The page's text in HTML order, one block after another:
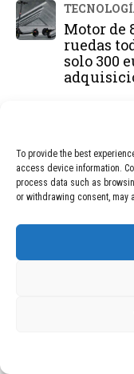
To provide the best
access device information.
process data such as
or withdrawing consent, may
Motor de
ruedas
solo 300
2026
de
Menos
DEAL OF THE